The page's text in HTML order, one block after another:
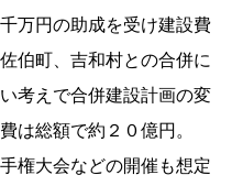
万円の助成を受け建設費
伯町、吉和村との合併に
考えで合併建設計画の変
は総額で約２０億円。
権大会などの開催も想定